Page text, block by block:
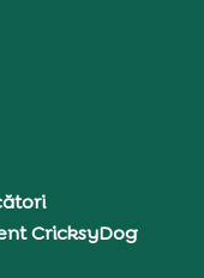
CricksyDog